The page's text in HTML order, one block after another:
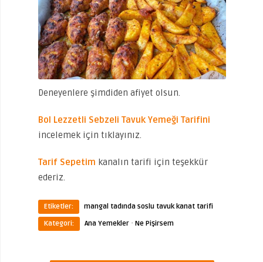
Deneyenlere şimdiden afiyet olsun.
Bol Lezzetli Sebzeli Tavuk Yemeği Tarifini
incelemek için tıklayınız.
Tarif Sepetim kanalın tarifi için teşekkür
ederiz.
Etiketler:
mangal tadında soslu tavuk kanat tarifi
Kategori:
Ana Yemekler · Ne Pişirsem